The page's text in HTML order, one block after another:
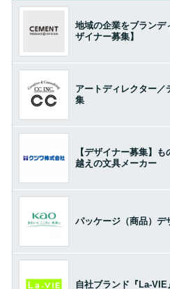
地域の企業をブランデ
ザイナー募集】
アートディレクター／
集
【デザイナー募集】
越えの文具メーカー
パッケージ（商品）デ
自社ブランド『La-